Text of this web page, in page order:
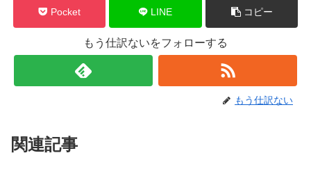
Pocket LINE コピー
もう仕訳ないをフォローする
もう仕訳ない
関連記事